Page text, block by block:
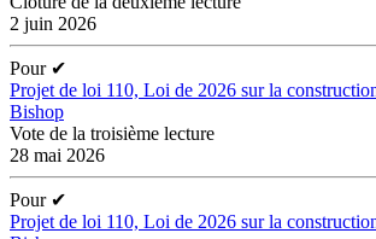
2 juin 2026
Pour ✔
Projet de loi 110, Loi de 2026 sur la
Bishop
Vote de la troisième lecture
28 mai 2026
Pour ✔
Projet de loi 110, Loi de 2026 sur la